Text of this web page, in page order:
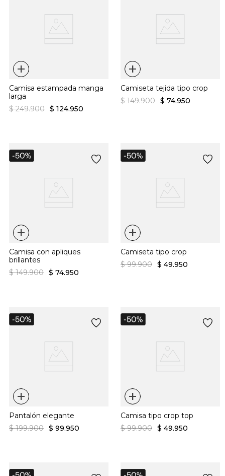
+
Camisa estampada manga
larga
$ 249.900 $ 124.950
+
Camiseta tejida tipo crop
$ 149.900 $ 74.950
+
Camisa con apliques
brillantes
$ 149.900 $ 74.950
+
Camiseta tipo crop
$ 99.900 $ 49.950
+
Pantalón elegante
$ 199.900 $ 99.950
+
Camisa tipo crop top
$ 99.900 $ 49.950